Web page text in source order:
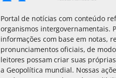
Portal de notícias com conteúdo
organismos intergovernamentais.
informações com base em notas,
pronunciamentos oficiais, de
leitores possam criar suas
a Geopolítica mundial. Nossas